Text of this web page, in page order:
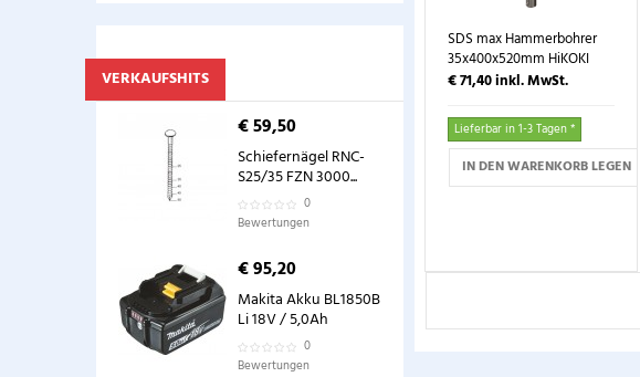
VERKAUFSHITS
€ 59,50
Schiefernägel RNC-
S25/35 FZN 3000...
0
Bewertungen
€ 95,20
Makita Akku BL1850B
Li 18V / 5,0Ah
0
Bewertungen
SDS max Hammerbohrer
35x400x520mm HiKOKI
€ 71,40inkl. MwSt.
Lieferbar in 1-3 Tagen *
IN DEN WARENKORB LEGEN